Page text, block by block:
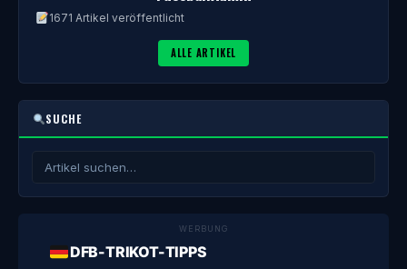
1671 Artikel veröffentlicht
ALLE ARTIKEL
SUCHE
WERBUNG
DFB-TRIKOT-TIPPS